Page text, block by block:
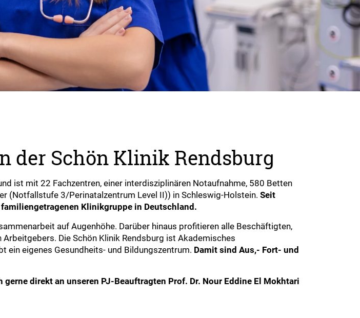
der Schön Klinik Rendsburg
ist mit 22 Fachzentren, einer interdisziplinären Notaufnahme, 580 Betten
(Notfallstufe 3/Perinatalzentrum Level II)) in Schleswig-Holstein.Seit
Klinikgruppe in Deutschland.
auf Augenhöhe. Darüber hinaus profitieren alle Beschäftigten,
Die Schön Klinik Rendsburg ist Akademisches
ein eigenes Gesundheits- und Bildungszentrum. Damit sind Aus,- Fort- und
direkt an unseren PJ-Beauftragten Prof. Dr. Nour Eddine El Mokhtari